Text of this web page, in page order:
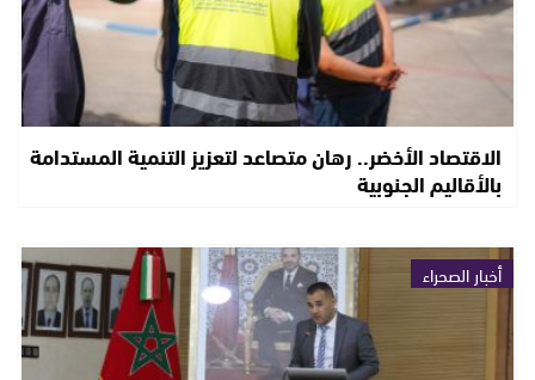
الاقتصاد الأخضر.. رهان متصاعد لتعزيز التنمية المستدامة
بالأقاليم الجنوبية
أخبار الصحراء